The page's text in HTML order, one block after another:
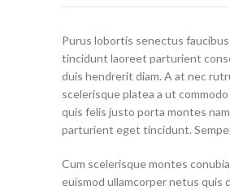
Purus lobortis senectus
tincidunt laoreet parturient
duis hendrerit diam. A at nec
scelerisque platea a ut
quis felis justo porta montes
parturient eget tincidunt.
Cum scelerisque montes
euismod ullamcorper netus quis